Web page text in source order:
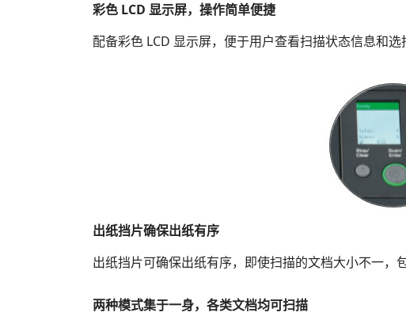
彩色 LCD 显示屏，操作简单便捷
配备彩色 LCD 显示屏，便于用户查看扫描状态信息和
出纸挡片确保出纸有序
出纸挡片可确保出纸有序，即使扫描的文档大小不一，
两种模式集于一身，各类文档均可扫描